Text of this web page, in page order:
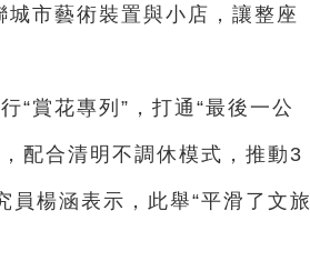
市藝術裝置與小店，讓整座
“賞花專列”，打通“最後一公
配合清明不調休模式，推動3
楊涵表示，此舉“平滑了文旅